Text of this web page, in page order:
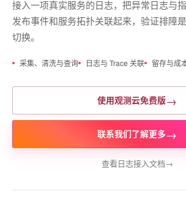
接入一项真实服务的日志，把异常日志与指
发布事件和服务拓扑关联起来，验证排障
切换。
采集、清洗与查询 日志与 Trace 关联 留存与成
使用观测云免费版→
联系我们了解更多→
查看日志接入文档→